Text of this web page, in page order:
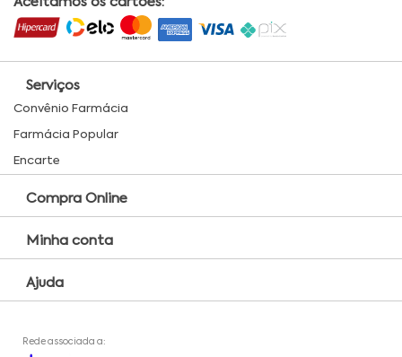
Serviços
Convênio Farmácia
Farmácia Popular
Encarte
Compra Online
Minha conta
Ajuda
Rede associada a: